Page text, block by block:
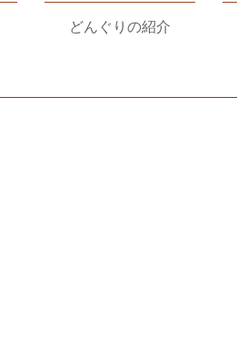
どんぐりの紹介